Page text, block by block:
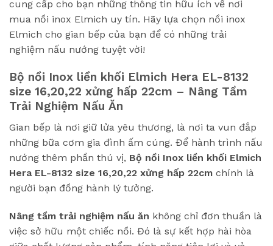
cung cấp cho bạn những thông tin hữu ích về nơi
mua nồi inox Elmich uy tín. Hãy lựa chọn nồi inox
Elmich cho gian bếp của bạn để có những trải
nghiệm nấu nướng tuyệt vời!
Bộ nồi Inox liền khối Elmich Hera EL-8132
size 16,20,22 xửng hấp 22cm – Nâng Tầm
Trải Nghiệm Nấu Ăn
Gian bếp là nơi giữ lửa yêu thương, là nơi ta vun đắp
những bữa cơm gia đình ấm cúng. Để hành trình nấu
nướng thêm phần thú vị, Bộ nồi Inox liền khối Elmich
Hera EL-8132 size 16,20,22 xửng hấp 22cm chính là
người bạn đồng hành lý tưởng.
Nâng tầm trải nghiệm nấu ăn không chỉ đơn thuần là
việc sở hữu một chiếc nồi. Đó là sự kết hợp hài hòa